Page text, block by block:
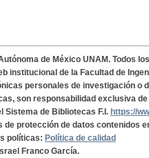
de México UNAM. Todos
institucional de la Facultad de
personales de investigación o
son responsabilidad exclusiva
Sistema de Bibliotecas F.I. https://
de protección de datos contenidos
políticas: Política de calidad
Franco García.